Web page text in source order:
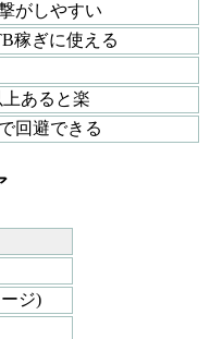
がしやすい
稼ぎに使える
上あると楽
回避できる
ジ)